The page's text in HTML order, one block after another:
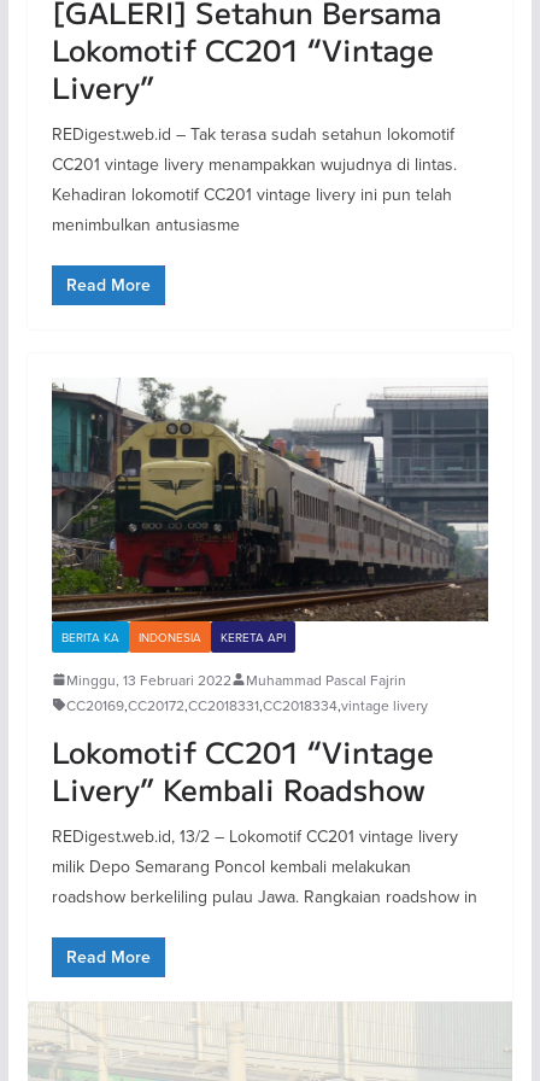
[GALERI] Setahun Bersama
Lokomotif CC201 “Vintage
Livery”
REDigest.web.id – Tak terasa sudah setahun lokomotif
CC201 vintage livery menampakkan wujudnya di lintas.
Kehadiran lokomotif CC201 vintage livery ini pun telah
menimbulkan antusiasme
Read More
BERITA KA INDONESIA KERETA API
Minggu, 13 Februari 2022
Muhammad Pascal Fajrin
CC20169,CC20172,CC2018331,CC2018334,vintage livery
Lokomotif CC201 “Vintage
Livery” Kembali Roadshow
REDigest.web.id, 13/2 – Lokomotif CC201 vintage livery
milik Depo Semarang Poncol kembali melakukan
roadshow berkeliling pulau Jawa. Rangkaian roadshow in
Read More